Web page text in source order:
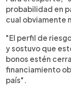
probabilidad en
cual obviamente
"El perfil de
y sostuvo que
bonos estén
financiamiento
país".